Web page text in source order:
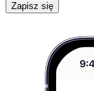
Zapisz się